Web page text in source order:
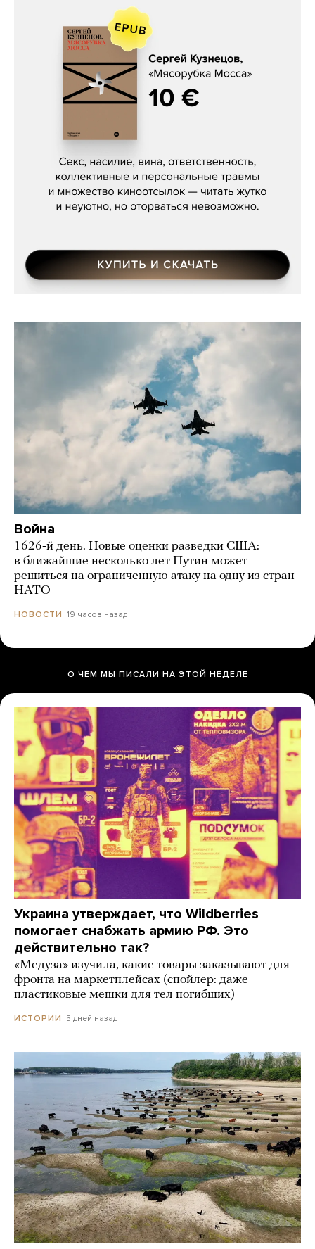
Сергей Кузнецов, «Мясорубка
Война
1626-й день. Новые оценки разведки США:
в ближайшие несколько лет Путин может
решиться на ограниченную атаку на одну из стран
НАТО
НОВОСТИ 19 часов назад
О ЧЕМ МЫ ПИСАЛИ НА ЭТОЙ НЕДЕЛЕ
Украина утверждает, что Wildberries
помогает снабжать армию РФ. Это
действительно так?
«Медуза» изучила, какие товары заказывают для
фронта на маркетплейсах (спойлер: даже
пластиковые мешки для тел погибших)
ИСТОРИИ 5 дней назад